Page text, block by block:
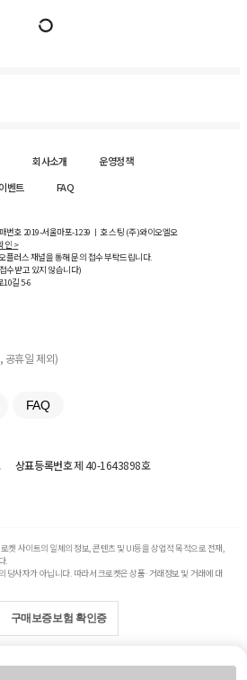
회사소개
운영정책
이벤트 FAQ
번호 2019-서울마포-1239 ㅣ 호스팅 (주)와이오엘오
인 >
플러스 채널을 통해 문의 접수 부탁드립니다.
수받고 있지 않습니다)
10길5-6
공휴일 제외)
FAQ
상표등록번호제 40-1643898호
켓 사이트의 일체의 정보, 콘텐츠 및 UI등을 상업적 목적으로 전재,
.
당사자가 아닙니다. 따라서 크로켓은 상품·거래정보 및 거래에 대
구매보증보험 확인증